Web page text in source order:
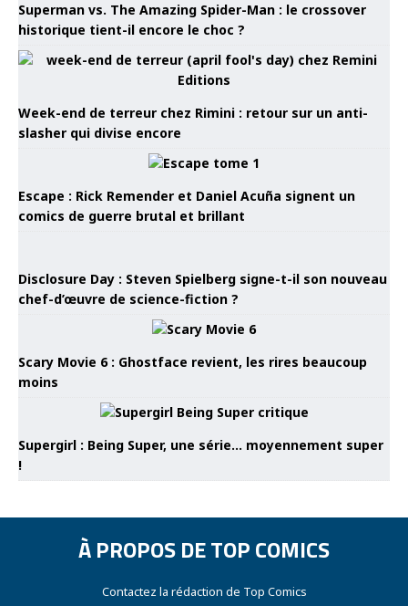
Superman vs. The Amazing Spider-Man : le crossover
historique tient-il encore le choc ?
Week-end de terreur chez Rimini : retour sur un anti-
slasher qui divise encore
Escape : Rick Remender et Daniel Acuña signent un
comics de guerre brutal et brillant
Disclosure Day : Steven Spielberg signe-t-il son nouveau
chef-d’œuvre de science-fiction ?
Scary Movie 6 : Ghostface revient, les rires beaucoup
moins
Supergirl : Being Super, une série… moyennement super
!
À PROPOS DE TOP COMICS
Contactez la rédaction de Top Comics